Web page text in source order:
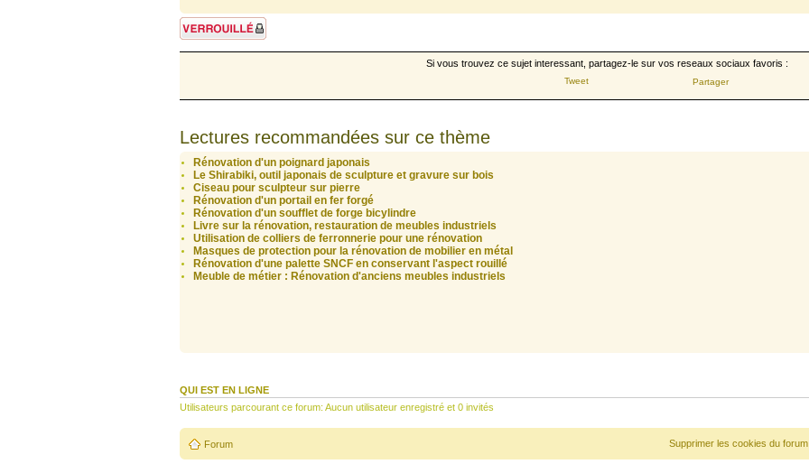
Sujet verrouillé
Si vous trouvez ce sujet interessant, partagez-le sur vos reseaux sociaux favoris :
Tweet Partager
Lectures recommandées sur ce thème
Rénovation d'un poignard japonais
Le Shirabiki, outil japonais de sculpture et gravure sur bois
Ciseau pour sculpteur sur pierre
Rénovation d'un portail en fer forgé
Rénovation d'un soufflet de forge bicylindre
Livre sur la rénovation, restauration de meubles industriels
Utilisation de colliers de ferronnerie pour une rénovation
Masques de protection pour la rénovation de mobilier en métal
Rénovation d'une palette SNCF en conservant l'aspect rouillé
Meuble de métier : Rénovation d'anciens meubles industriels
QUI EST EN LIGNE
Utilisateurs parcourant ce forum: Aucun utilisateur enregistré et 0 invités
Forum Supprimer les cookies du forum